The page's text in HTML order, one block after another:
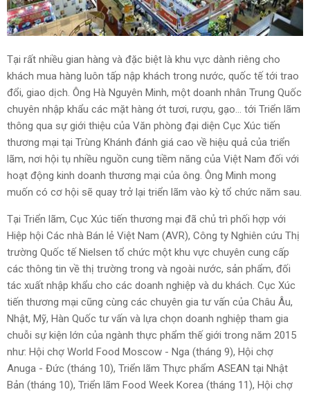
Tại rất nhiều gian hàng và đặc biệt là khu vực dành riêng cho
khách mua hàng luôn tấp nập khách trong nước, quốc tế tới trao
đổi, giao dịch. Ông Hà Nguyên Minh, một doanh nhân Trung Quốc
chuyên nhập khẩu các mặt hàng ớt tươi, rượu, gạo… tới Triển lãm
thông qua sự giới thiệu của Văn phòng đại diện Cục Xúc tiến
thương mại tại Trùng Khánh đánh giá cao về hiệu quả của triển
lãm, nơi hội tụ nhiều nguồn cung tiềm năng của Việt Nam đối với
hoạt động kinh doanh thương mại của ông. Ông Minh mong
muốn có cơ hội sẽ quay trở lại triển lãm vào kỳ tổ chức năm sau.
Tại Triển lãm, Cục Xúc tiến thương mại đã chủ trì phối hợp với
Hiệp hội Các nhà Bán lẻ Việt Nam (AVR), Công ty Nghiên cứu Thị
trường Quốc tế Nielsen tổ chức một khu vực chuyên cung cấp
các thông tin về thị trường trong và ngoài nước, sản phẩm, đối
tác xuất nhập khẩu cho các doanh nghiệp và du khách. Cục Xúc
tiến thương mại cũng cùng các chuyên gia tư vấn của Châu Âu,
Nhật, Mỹ, Hàn Quốc tư vấn và lựa chọn doanh nghiệp tham gia
chuỗi sự kiện lớn của ngành thực phẩm thế giới trong năm 2015
như: Hội chợ World Food Moscow - Nga (tháng 9), Hội chợ
Anuga - Đức (tháng 10), Triển lãm Thực phẩm ASEAN tại Nhật
Bản (tháng 10), Triển lãm Food Week Korea (tháng 11), Hội chợ